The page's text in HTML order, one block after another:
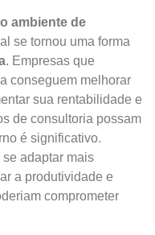
ambiente de
se tornou uma forma
. Empresas que
conseguem melhorar
sua rentabilidade e
de consultoria possam
é significativo.
adaptar mais
a produtividade e
comprometer